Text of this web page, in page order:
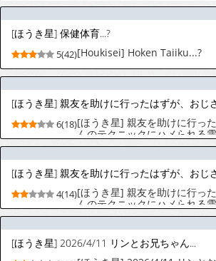
[ほうき星] 保健体育...?
5(42)[Houkisei] Hoken Taiiku...?
6(18)[ほうき星] 親友を助けに行っ
んのテクニックにハメられる
4(14)[ほうき星] 親友を助けに行っ
んのテクニックにハメられる
[ほうき星] 2026/4/11 リンとお兄ちゃん...